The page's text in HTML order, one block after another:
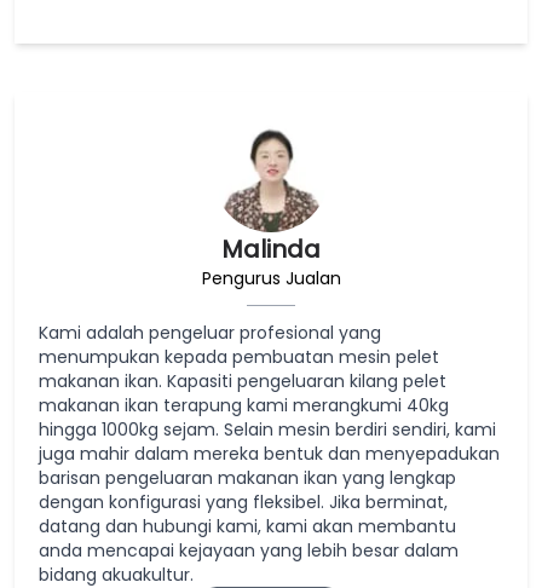
Malinda
Pengurus Jualan
Kami adalah pengeluar profesional yang
menumpukan kepada pembuatan mesin pelet
makanan ikan. Kapasiti pengeluaran kilang pelet
makanan ikan terapung kami merangkumi 40kg
hingga 1000kg sejam. Selain mesin berdiri sendiri, kami
juga mahir dalam mereka bentuk dan menyepadukan
barisan pengeluaran makanan ikan yang lengkap
dengan konfigurasi yang fleksibel. Jika berminat,
datang dan hubungi kami, kami akan membantu
anda mencapai kejayaan yang lebih besar dalam
bidang akuakultur.